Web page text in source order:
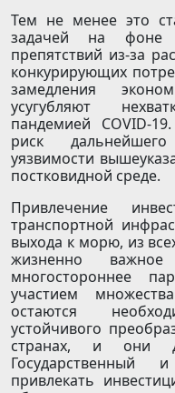
Тем не менее это
задачей на фоне
препятствий из-за
конкурирующих
замедления
усугубляют
пандемией COVID-
риск
уязвимости
постковидной среде.
Привлечение
транспортной
выхода к морю, из
жизненно важное
многостороннее
участием
остаются
устойчивого
странах, и они
привлекать